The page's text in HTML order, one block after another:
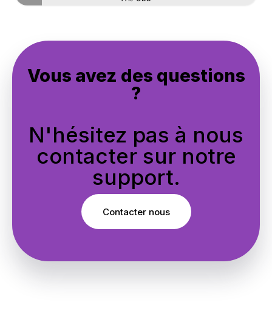
Vous avez des questions
?
N'hésitez pas à nous
contacter sur notre
support.
Contacter nous